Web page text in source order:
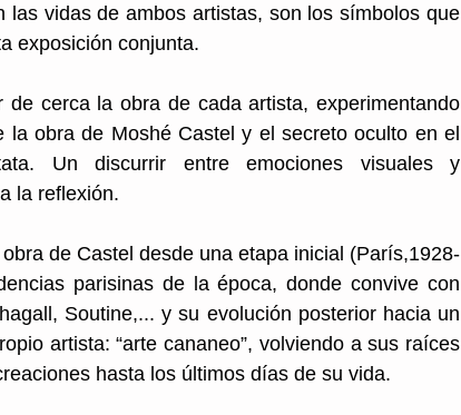
las vidas de ambos artistas, son los símbolos que
exposición conjunta.
cerca la obra de cada artista, experimentando
obra de Moshé Castel y el secreto oculto en el
Un discurrir entre emociones visuales y
la reflexión.
de Castel desde una etapa inicial (París,1928-
parisinas de la época, donde convive con
Soutine,... y su evolución posterior hacia un
artista: “arte cananeo”, volviendo a sus raíces
hasta los últimos días de su vida.